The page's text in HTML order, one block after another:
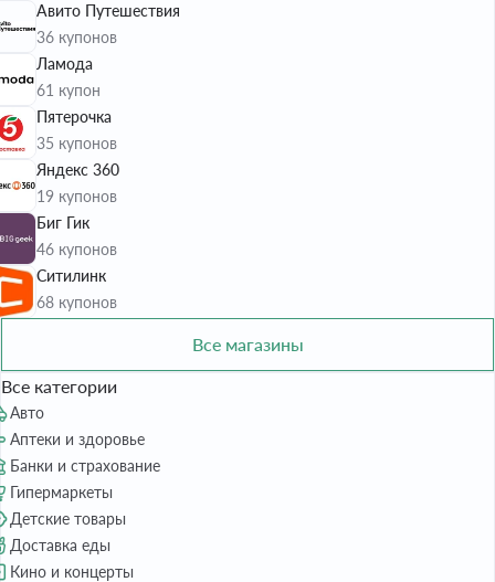
Авито Путешествия
36 купонов
Ламода
61 купон
Пятерочка
35 купонов
Яндекс 360
19 купонов
Биг Гик
46 купонов
Ситилинк
68 купонов
Все магазины
Все категории
Авто
Аптеки и здоровье
Банки и страхование
Гипермаркеты
Детские товары
Доставка еды
Кино и концерты